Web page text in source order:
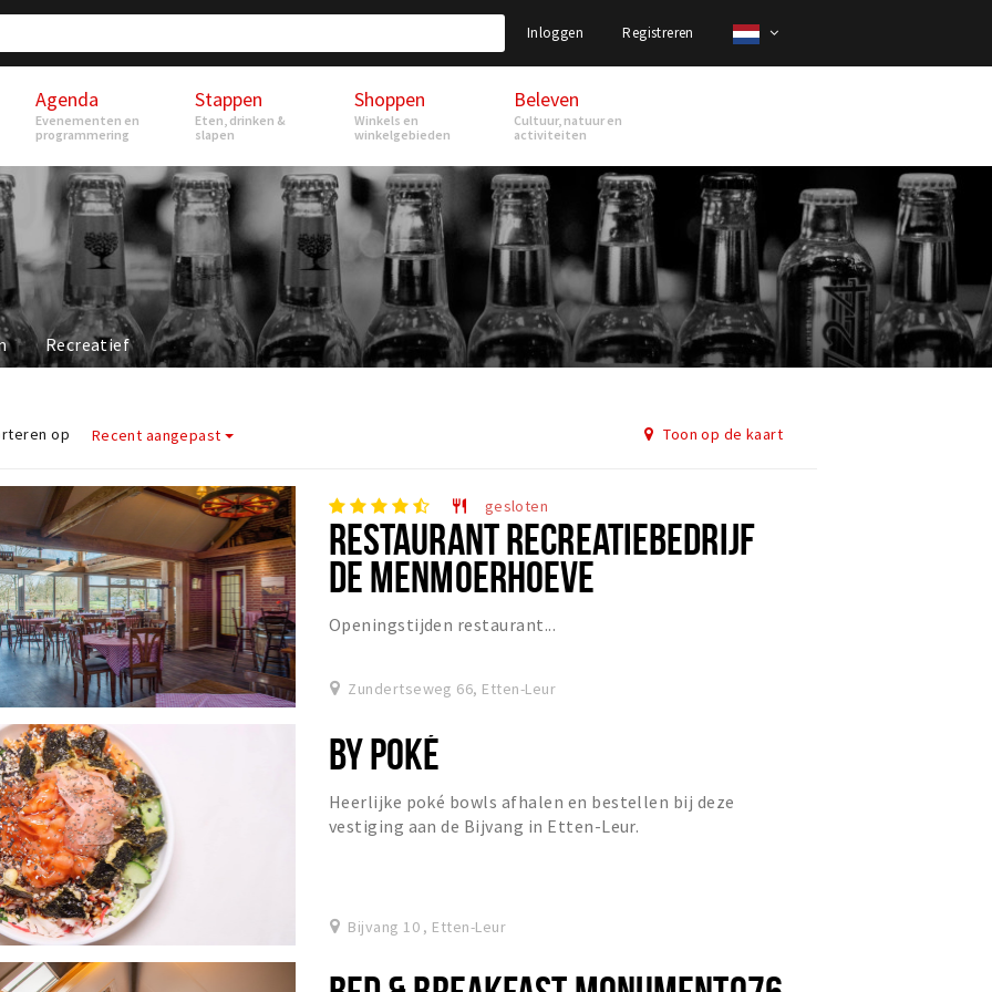
Inloggen Registreren
Agenda
Evenementen en
programmering
Stappen
Eten, drinken &
slapen
Shoppen
Winkels en
winkelgebieden
Beleven
Cultuur, natuur en
activiteiten
Recreatief
op Recent aangepast Toon op de kaart
restaurant gesloten
RESTAURANT RECREATIEBEDRIJF
DE MENMOERHOEVE
Openingstijden restaurant...
Zundertseweg 66, Etten-Leur
BY POKÉ
Heerlijke poké bowls afhalen en bestellen bij deze
vestiging aan de Bijvang in Etten-Leur.
Bijvang 10 , Etten-Leur